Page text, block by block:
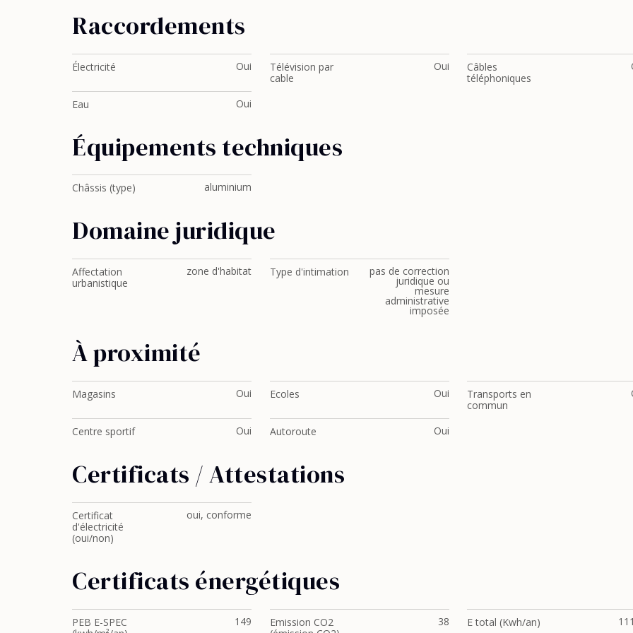
Raccordements
Électricité Oui
Télévision par
cable
Oui
Câbles
téléphoniques
Eau Oui
Équipements techniques
Châssis (type) aluminium
Domaine juridique
Affectation
urbanistique
zone d'habitat Type d'intimation pas de correction
juridique ou
mesure
administrative
imposée
À proximité
Magasins Oui Ecoles Oui
Transports en
commun
Centre sportif Oui Autoroute Oui
Certificats / Attestations
Certificat
d'électricité
(oui/non)
oui, conforme
Certificats énergétiques
PEB E-SPEC
149
Emission CO2
38 E total (Kwh/an)